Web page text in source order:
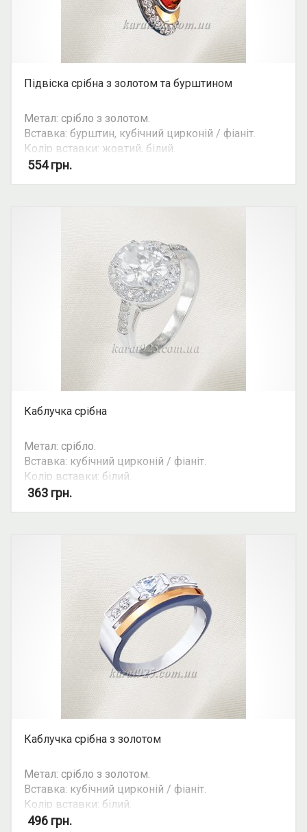
Підвіска срібна з золотом та бурштином
Метал: срібло з золотом.
Вставка: бурштин, кубічний цирконій / фіаніт.
Колір вставки: жовтий, білий.
Вид: овальний камінь.
554грн.
Каблучка срібна
Метал: срібло.
Вставка: кубічний цирконій / фіаніт.
Колір вставки: білий.
Вид: овальний камінь.
363 грн.
Каблучка срібна з золотом
Метал: срібло з золотом.
Вставка: кубічний цирконій / фіаніт.
Колір вставки: білий.
Вид: овальний камінь.
496 грн.